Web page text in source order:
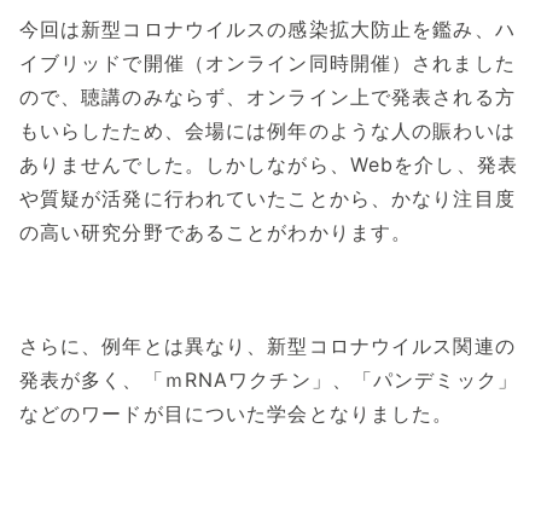
今回は新型コロナウイルスの感染拡大防止を鑑み、ハ
イブリッドで開催（オンライン同時開催）されました
ので、聴講のみならず、オンライン上で発表される方
もいらしたため、会場には例年のような人の賑わいは
ありませんでした。しかしながら、Webを介し、発表
や質疑が活発に行われていたことから、かなり注目度
の高い研究分野であることがわかります。
さらに、例年とは異なり、新型コロナウイルス関連の
発表が多く、「ｍRNAワクチン」、「パンデミック」
などのワードが目についた学会となりました。